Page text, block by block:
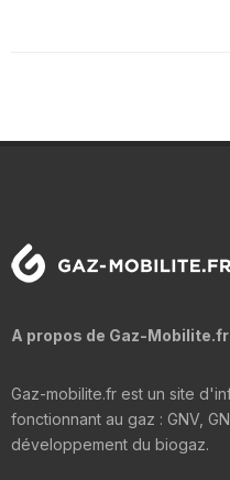
A propos de Gaz-Mobilite.fr
Gaz-mobilite.fr est un site
fonctionnant au gaz : GNV,
développement du biogaz.